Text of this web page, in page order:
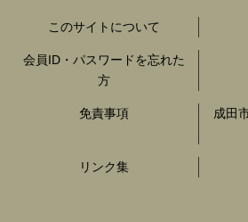
このサイトについて
会員ID・パスワードを忘れた
方
免責事項
成田
リンク集